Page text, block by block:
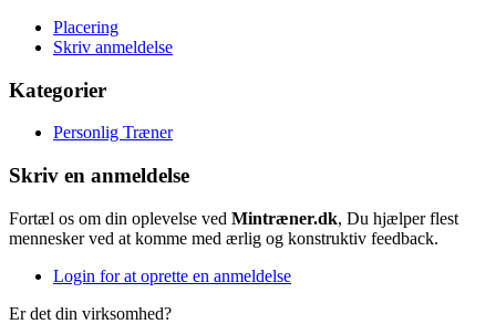
Placering
Skriv anmeldelse
Kategorier
Personlig Træner
Skriv en anmeldelse
Fortæl os om din oplevelse ved Mintræner.dk, Du hjælper flest
mennesker ved at komme med ærlig og konstruktiv feedback.
Login for at oprette en anmeldelse
Er det din virksomhed?